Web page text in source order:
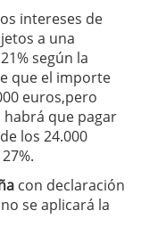
intereses de
a una
según la
que el importe
euros,pero
habrá que pagar
los 24.000
con declaración
se aplicará la